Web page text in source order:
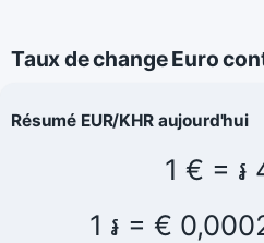
Taux de change Euro
Résumé EUR/KHR aujourd'hui
1 € = ៛
1 ៛ = €